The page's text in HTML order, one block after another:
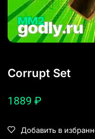
Corrupt Set
1889 ₽
Добавить в